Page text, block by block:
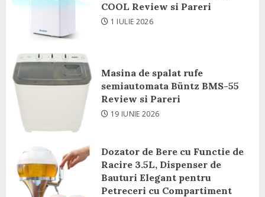
COOL Review si Pareri
1 IULIE 2026
Masina de spalat rufe
semiautomata Büntz BMS-55
Review si Pareri
19 IUNIE 2026
Dozator de Bere cu Functie de
Racire 3.5L, Dispenser de
Bauturi Elegant pentru
Petreceri cu Compartiment